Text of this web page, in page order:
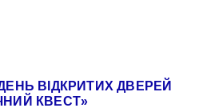
ВІДКРИТИХ ДВЕРЕЙ
КВЕСТ»